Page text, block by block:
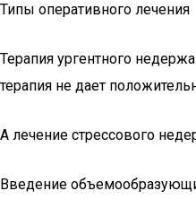
Типы оперативного лечения
Терапия ургентного
терапия не дает
А лечение стрессового
Введение